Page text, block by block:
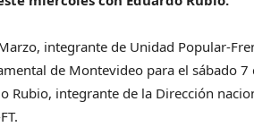
integrante de Unidad Popular-
de Montevideo para el sábado 7
Rubio, integrante de la Dirección